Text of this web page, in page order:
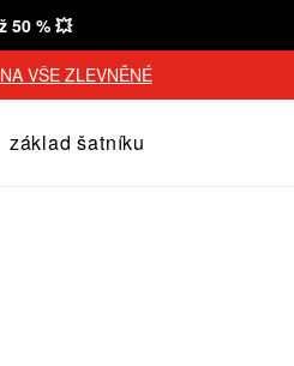
50 % 💥
VŠE ZLEVNĚNÉ
základ šatníku